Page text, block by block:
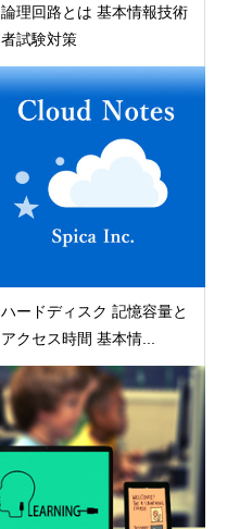
論理回路とは 基本情報技術
者試験対策
ハードディスク 記憶容量と
アクセス時間 基本情...